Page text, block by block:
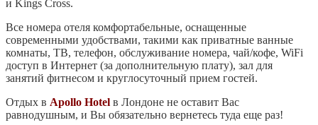
и Kings Cross.
Все номера отеля комфортабельные, оснащенные
современными удобствами, такими как приватные ванные
комнаты, ТВ, телефон, обслуживание номера, чай/кофе, WiFi
доступ в Интернет (за дополнительную плату), зал для
занятий фитнесом и круглосуточный прием гостей.
Отдых в Apollo Hotel в Лондоне не оставит Вас
равнодушным, и Вы обязательно вернетесь туда еще раз!